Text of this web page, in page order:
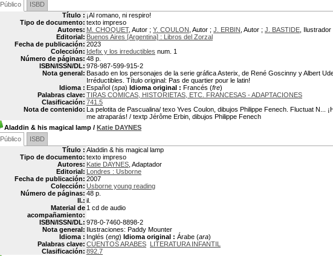
Público
ISBD
Título : ¡Al romano, ni respiro!
Tipo de documento: texto impreso
Autores: M. CHOQUET, Autor ; Y. COULON , Autor ; J. ERBIN , Autor ; J. BASTIDE , Ilustrador
Editorial: Buenos Aires [Argentina] : Libros del Zorzal
Fecha de publicación: 2023
Colección: Idefix y los irreductibles num. 1
Número de páginas: 48 p.
ISBN/ISSN/DL: 978-987-599-915-2
Nota general: Basado en los personajes de la serie gráfica Asterix, de René Goscinny y Albert
Irréductibles. Título original: Pas de quartier pour le latin!
Idioma : Español (spa) Idioma original : Francés (fre)
Palabras clave: TIRAS COMICAS, HISTORIETAS, ETC. FRANCESAS - ADAPTACIONES
Clasificación: 741.5
Nota de contenido: La pelotita de Pascualina/ texo Yves Coulon, dibujos Philippe Fenech. Fluctuat N...
me atraparás! / textp Jérôme Erbin, dibujos Philippe Fenech
Aladdin & his magical lamp / Katie DAYNES
Público
ISBD
Título : Aladdin & his magical lamp
Tipo de documento: texto impreso
Autores: Katie DAYNES , Adaptador
Editorial: Londres : Usborne
Fecha de publicación: 2007
Colección: Usborne young reading
Número de páginas: 48 p.
Il.: il.
Material de
acompañamiento:
1 cd de audio
ISBN/ISSN/DL: 978-0-7460-8898-2
Nota general: Ilustraciones: Paddy Mounter
Idioma : Inglés (eng) Idioma original : Árabe (ara)
Palabras clave: CUENTOS ARABES LITERATURA INFANTIL
Clasificación: 892.7